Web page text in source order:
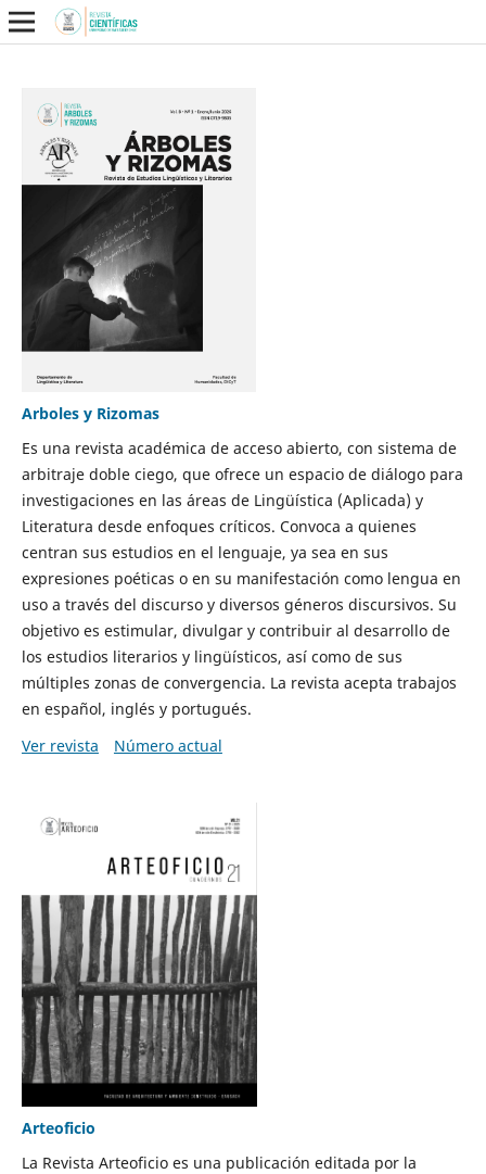
Arboles y Rizomas
Es una revista académica de acceso abierto, con sistema de
arbitraje doble ciego, que ofrece un espacio de diálogo para
investigaciones en las áreas de Lingüística (Aplicada) y
Literatura desde enfoques críticos. Convoca a quienes
centran sus estudios en el lenguaje, ya sea en sus
expresiones poéticas o en su manifestación como lengua en
uso a través del discurso y diversos géneros discursivos. Su
objetivo es estimular, divulgar y contribuir al desarrollo de
los estudios literarios y lingüísticos, así como de sus
múltiples zonas de convergencia. La revista acepta trabajos
en español, inglés y portugués.
Ver revista
Número actual
Arteoficio
La Revista Arteoficio es una publicación editada por la